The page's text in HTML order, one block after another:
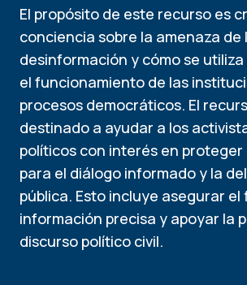
El propósito de este recurso es
conciencia sobre la amenaza de
desinformación y cómo se
el funcionamiento de las
procesos democráticos. El
destinado a ayudar a los
políticos con interés en proteger
para el diálogo informado y la
pública. Esto incluye asegurar el
información precisa y apoyar la
discurso político civil.